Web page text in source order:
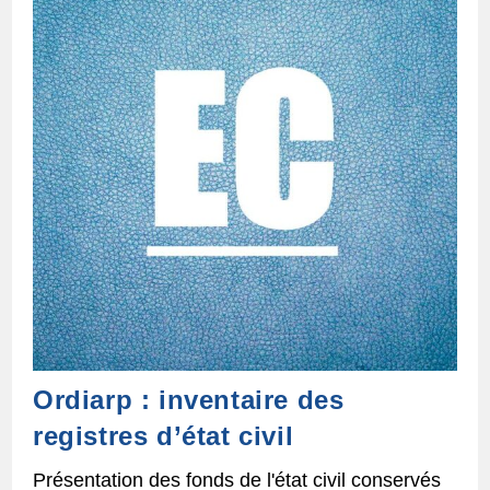
Ordiarp : inventaire des
registres d’état civil
Présentation des fonds de l'état civil conservés